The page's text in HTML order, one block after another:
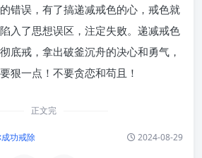
错误，有了搞递减戒色的心，戒色就
入了思想误区，注定失败。递减戒色
底戒，拿出破釜沉舟的决心和勇气，
狠一点！不要贪恋和苟且！
正文完
功戒除 2024-08-29